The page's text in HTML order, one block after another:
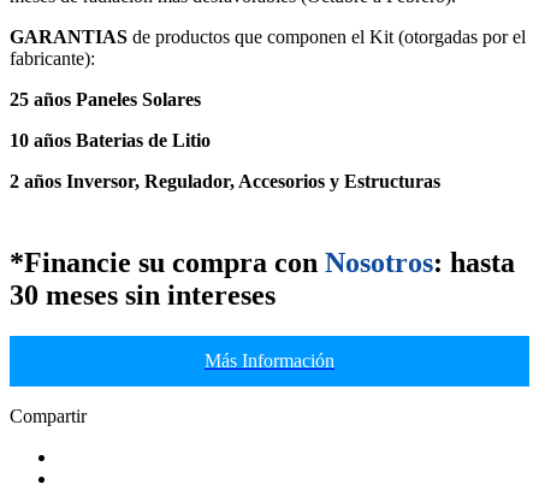
GARANTIAS de productos que componen el Kit (otorgadas por el
fabricante):
25 años Paneles Solares
10 años Baterias de Litio
2 años Inversor, Regulador, Accesorios y Estructuras
*Financie su compra con Nosotros: hasta
30 meses sin intereses
Más Información
Compartir